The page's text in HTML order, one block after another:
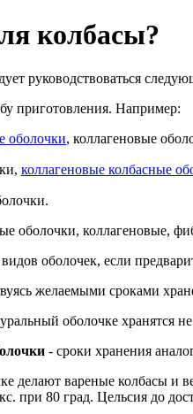
колбасы?
руководствоваться
приготовления. Например:
оболочки, коллагеновые
коллагеновые колбасные
оболочки, коллагеновые,
оболочек, если
желаемыми сроками
оболочке хранятся
- сроки хранения
делают вареные колбасы и
при 80 град. Цельсия до